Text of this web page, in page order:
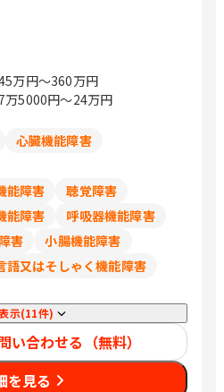
万円〜360万円
万5000円〜24万円
心臓機能障害
能障害
聴覚障害
能障害
呼吸器機能障害
害
小腸機能障害
語又はそしゃく機能障害
示(11件)
い合わせる（無料）
を見る